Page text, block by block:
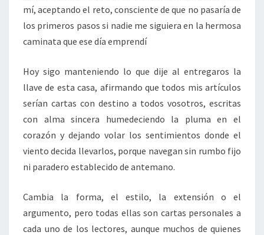
mí, aceptando el reto, consciente de que no pasaría de
los primeros pasos si nadie me siguiera en la hermosa
caminata que ese día emprendí
Hoy sigo manteniendo lo que dije al entregaros la
llave de esta casa, afirmando que todos mis artículos
serían cartas con destino a todos vosotros, escritas
con alma sincera humedeciendo la pluma en el
corazón y dejando volar los sentimientos donde el
viento decida llevarlos, porque navegan sin rumbo fijo
ni paradero establecido de antemano.
Cambia la forma, el estilo, la extensión o el
argumento, pero todas ellas son cartas personales a
cada uno de los lectores, aunque muchos de quienes